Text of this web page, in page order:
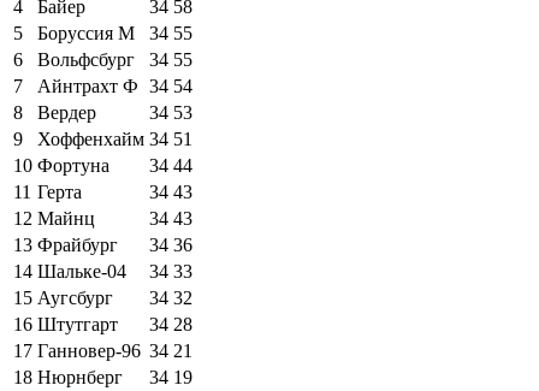
4
Байер 34 58
5
Боруссия М 34 55
6
Вольфсбург 34 55
7
Айнтрахт Ф 34 54
8
Вердер 34 53
9
Хоффенхайм 34 51
10 Фортуна 34 44
11 Герта 34 43
12 Майнц 34 43
13 Фрайбург 34 36
14 Шальке-04 34 33
15 Аугсбург 34 32
16 Штутгарт 34 28
17 Ганновер-96 34 21
18 Нюрнберг 34 19